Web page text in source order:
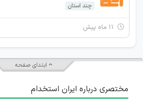
چند استان
ابتدای صفحه
مختصری درباره ایران استخدام